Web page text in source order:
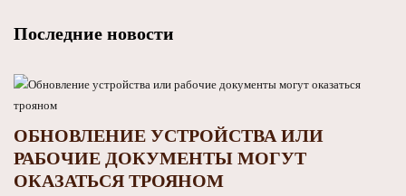
Последние новости
ОБНОВЛЕНИЕ УСТРОЙСТВА ИЛИ
РАБОЧИЕ ДОКУМЕНТЫ МОГУТ
ОКАЗАТЬСЯ ТРОЯНОМ